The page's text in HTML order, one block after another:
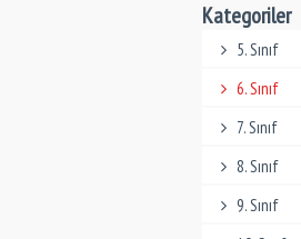
Kategoriler
5. Sınıf
6. Sınıf
7. Sınıf
8. Sınıf
9. Sınıf